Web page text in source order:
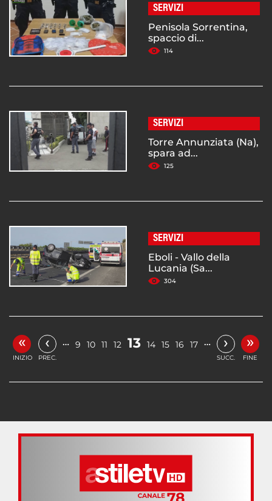
SERVIZI
Penisola Sorrentina,
spaccio di...
114
SERVIZI
Torre Annunziata (Na),
spara ad...
125
SERVIZI
Eboli - Vallo della
Lucania (Sa...
304
«
INIZIO
‹
PREC.
… 9 10 11 12 13 14 15 16 17 … ›
SUCC.
»
FINE